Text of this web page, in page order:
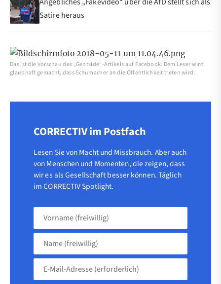
Satire heraus
Das ist die Vorschau des „Gentside“-Artikels auf Facebook. Dem Leser wird
glaubhaft gemacht, dass Schumacher an die Öffentlichkeit treten wird.
CORRECTIV im Postfach
Lesen Sie von Macht und Missbrauch. Aber auch
von Menschen und Momenten, die zeigen, dass
wir es als Gesellschaft besser können. Täglich
im CORRECTIV Spotlight.
Vorname
Name
(freiwillig)